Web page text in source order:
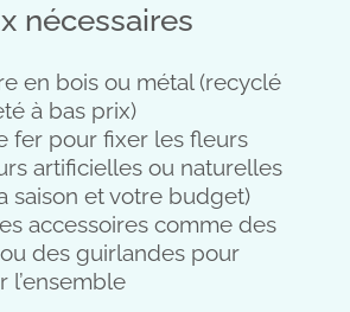
nécessaires
en bois ou métal (recyclé
à bas prix)
fer pour fixer les fleurs
artificielles ou naturelles
saison et votre budget)
accessoires comme des
des guirlandes pour
l’ensemble